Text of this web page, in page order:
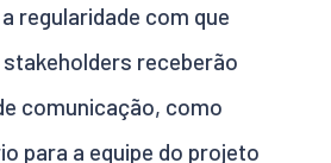
regularidade com que
receberão
comunicação, como
para a equipe do projeto